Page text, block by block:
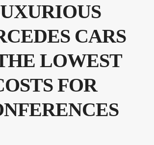
CARS
LOWEST
FOR